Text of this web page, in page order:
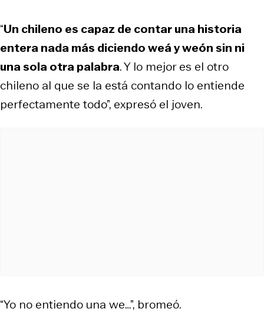
“Un chileno es capaz de contar una historia
entera nada más diciendo weá y weón sin ni
una sola otra palabra. Y lo mejor es el otro
chileno al que se la está contando lo entiende
perfectamente todo”, expresó el joven.
“Yo no entiendo una we…”, bromeó.